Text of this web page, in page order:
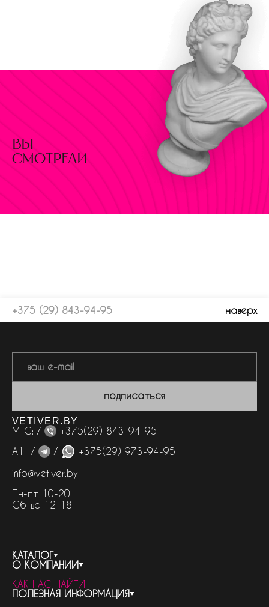
вы
смотрели
+375 (29) 843-94-95 наверх
подписаться
VETIVER.BY
МТС: /
+375(29) 843-94-95
А1 /
/
+375(29) 973-94-95
info@vetiver.by
Пн-пт 10-20
Сб-вс 12-18
КАТАЛОГ
весь каталог
бренды
женская парфюмерия
О КОМПАНИИ
контакты
о компании
КАК НАС НАЙТИ
ПОЛЕЗНАЯ ИНФОРМАЦИЯ